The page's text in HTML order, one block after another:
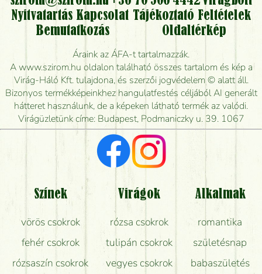
Vidékre is lehet rendelni?
Meddig rendelhetek virágküldést úgy, hogy még ma
kiszállítsák?
Mennyire gyorsan tudják elkészíteni a csokrot, és
mikor tudják leghamarabb kiszállítani?
Vörös rózsát keresek, van önöknél?
Milyen visszajelzést kapok a virágküldésről?
Tényleg azt kapom, ami a képen van?
Mit kell tudni a virágcsokrok szállításáról?
Hogy marad a lehető legtovább friss a csokor?
Tudok adventi koszorút vásárolni boltban?
Nyitvatartás Kapcsolat Tájékoztató Feltételek
Bemutatkozás
Oldaltérkép
Áraink az ÁFA-t tartalmazzák.
A www.szirom.hu oldalon található összes tartalom és kép a
Virág-Háló Kft. tulajdona, és szerzői jogvédelem © alatt áll.
Bizonyos termékképeinkhez hangulatfestés céljából AI generált
hátteret használunk, de a képeken látható termék az valódi.
Virágüzletünk címe: Budapest, Podmaniczky u. 39. 1067
Színek
vörös csokrok
fehér csokrok
rózsaszín csokrok
Virágok
rózsa csokrok
tulipán csokrok
vegyes csokrok
Alkalmak
romantika
születésnap
babaszületés